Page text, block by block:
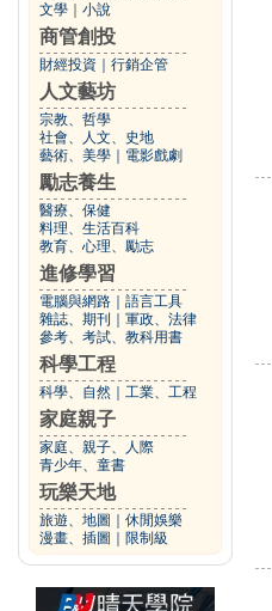
文學 小說
商管創投
財經投資 行銷企管
人文藝坊
宗教、哲學
社會、人文、史地
藝術、美學
電影戲劇
勵志養生
醫療、保健
料理、生活百科
教育、心理、勵志
進修學習
電腦與網路
語言工具
雜誌、期刊
軍政、法律
參考、考試、教科用書
科學工程
科學、自然 工業、工程
家庭親子
家庭、親子、人際
青少年、童書
玩樂天地
旅遊、地圖
休閒娛樂
漫畫、插圖
限制級